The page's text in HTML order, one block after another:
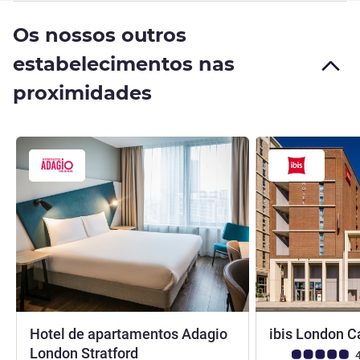
Os nossos outros
estabelecimentos nas
proximidades
Hotel de apartamentos Adagio
London Stratford
ibis London
Nota clientes